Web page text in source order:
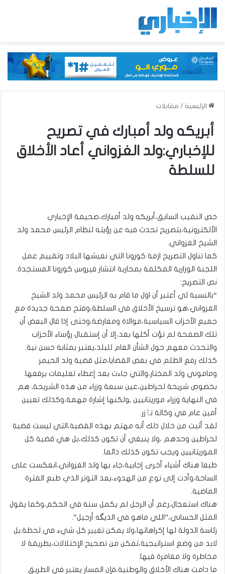
الرئيسية / مقابلات
أبريكه ولد أمبارك في تصريح
للإخباري:ولد الغزواني أعاد الأخلاق
للسلطة
خص النقيب السابق،أبريكه ولد أمبارك،صحيفة الإخباري
الألكترونية،بتصريح تحدث فيه عن رؤيته لنظام الرئيس محمد ولد
الشيخ الغزواني.
كما تناول التصريح ازمة كورونا التي نعيشها البلاد وتقييم عمل
اللجنة الوزارية المكلفة بمحاربة انتشار فيروس كورونا المستجدة.
نص التصريح:
“بالنسبة لي أعتبر أن اول ما قام به الرئيس محمد ولد الشيخ
الغزواني،هو ترسيخ الأخلاق في السلطة،وفتح صفحة جديدة مع
جميع الأحزاب السياسية،موالاة ومعارضة،وحتى إذا قال البعض أن
تلك الصفحة لم تؤت أكلها بعد،إلا أن إستقبال رؤساء الأحزاب
والتحدث معهم حول الشأن العام للبلد،يعتبر بمثابة حسن نية.
كذلك رفع الظلم في بعض القضايا،مثل قضية ولد الحيمر
وماموني ولد المختار،والتي جاءت بعد إعطاء تعليمات برفعها.
بخصوص شريحة لحراطين،عين سبعة وزراء من هذه الشريحةـ هم
في النهاية وزراء موريتانيين ـولكنها إشارة مهمة،وكذلك تعيين
أمين عام في وكالة تٱزر.
لقد أثبت من خلال ذلك أنه مهتم بهذه القضية،التي ليست قضية
لحراطين وحدهم ،ولا ينبغي أن تكون كذلك،بل هي قضية كل
الموريتانيين ويجب تكون كذلك دائما.
طبعا هناك أشياء أخرى إجابية،جاء بها ولد الغزواني،انعكست على
الساحة،وأدت إلى نوع من الهدوء،بعد التوتر الذي طبع الفترة
الماضية.
هناك استعجال،رغم أن الرجل لم يكمل سنة في الحكم،وكما يقول
المثل الحساني،”اللي ماهو في الديگه أرجيل”.
رئاسة الدولة لها إكراهاتها،ولا يمكن تغيير كل شيء في لحظة.بل
لابد من وضع استراتيجية،تمكن من تصحيح الإختلالات،بطريقة لا
مخاطرة ولا مغامرة فيها.
ما دامت هناك الأخلاق والوطنية،فإن المسار يعتبر في الطريق